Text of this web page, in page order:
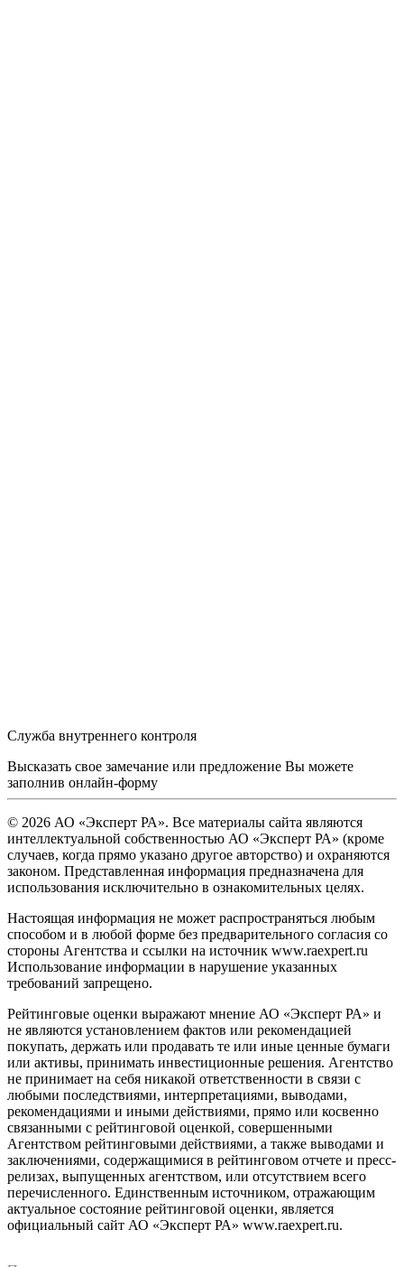
Служба внутреннего контроля
Высказать свое замечание или предложение Вы можете
заполнив онлайн-форму
© 2026 АО «Эксперт РА». Все материалы сайта являются
интеллектуальной собственностью АО «Эксперт РА» (кроме
случаев, когда прямо указано другое авторство) и охраняются
законом. Представленная информация предназначена для
использования исключительно в ознакомительных целях.
Настоящая информация не может распространяться любым
способом и в любой форме без предварительного согласия со
стороны Агентства и ссылки на источник www.raexpert.ru
Использование информации в нарушение указанных
требований запрещено.
Рейтинговые оценки выражают мнение АО «Эксперт РА» и
не являются установлением фактов или рекомендацией
покупать, держать или продавать те или иные ценные бумаги
или активы, принимать инвестиционные решения. Агентство
не принимает на себя никакой ответственности в связи с
любыми последствиями, интерпретациями, выводами,
рекомендациями и иными действиями, прямо или косвенно
связанными с рейтинговой оценкой, совершенными
Агентством рейтинговыми действиями, а также выводами и
заключениями, содержащимися в рейтинговом отчете и пресс-
релизах, выпущенных агентством, или отсутствием всего
перечисленного. Единственным источником, отражающим
актуальное состояние рейтинговой оценки, является
официальный сайт АО «Эксперт РА» www.raexpert.ru.